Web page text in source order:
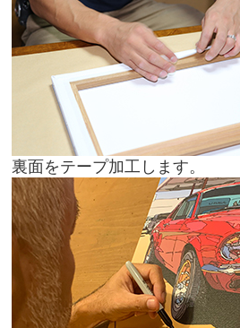
裏面をテープ加工します。